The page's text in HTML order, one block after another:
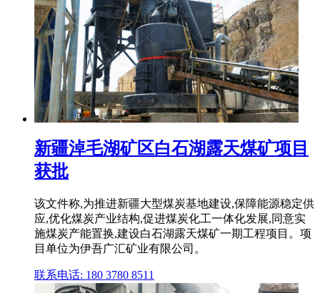
新疆淖毛湖矿区白石湖露天煤矿项目
获批
该文件称,为推进新疆大型煤炭基地建设,保障能源稳定供
应,优化煤炭产业结构,促进煤炭化工一体化发展,同意实
施煤炭产能置换,建设白石湖露天煤矿一期工程项目。项
目单位为伊吾广汇矿业有限公司。
联系电话: 180 3780 8511